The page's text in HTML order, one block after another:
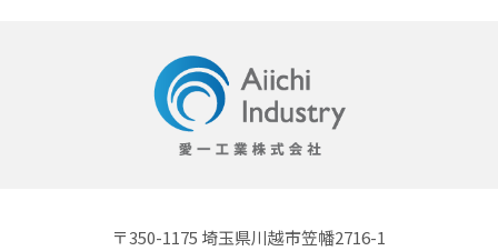
〒350-1175 埼玉県川越市笠幡2716-1